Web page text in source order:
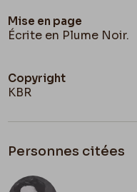
Mise en page
Écrite en Plume Noir.
Copyright
KBR
Personnes citées